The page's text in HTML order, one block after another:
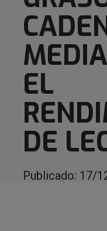
EL
DE
Publicado: 17/